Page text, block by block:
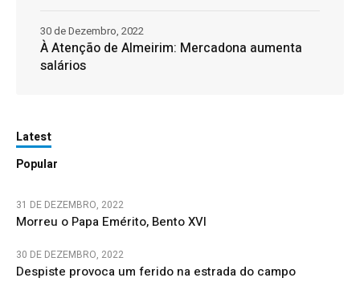
À Atenção de Almeirim: Mercadona aumenta
salários
30 de Dezembro, 2022
Latest
Popular
31 DE DEZEMBRO, 2022
Morreu o Papa Emérito, Bento XVI
30 DE DEZEMBRO, 2022
Despiste provoca um ferido na estrada do campo